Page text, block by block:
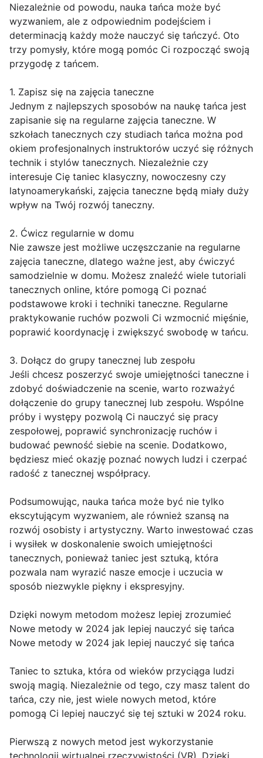
Niezależnie od powodu, nauka tańca może być
wyzwaniem, ale z odpowiednim podejściem i
determinacją każdy może nauczyć się tańczyć. Oto
trzy pomysły, które mogą pomóc Ci rozpocząć swoją
przygodę z tańcem.
1. Zapisz się na zajęcia taneczne
Jednym z najlepszych sposobów na naukę tańca jest
zapisanie się na regularne zajęcia taneczne. W
szkołach tanecznych czy studiach tańca można pod
okiem profesjonalnych instruktorów uczyć się różnych
technik i stylów tanecznych. Niezależnie czy
interesuje Cię taniec klasyczny, nowoczesny czy
latynoamerykański, zajęcia taneczne będą miały duży
wpływ na Twój rozwój taneczny.
2. Ćwicz regularnie w domu
Nie zawsze jest możliwe uczęszczanie na regularne
zajęcia taneczne, dlatego ważne jest, aby ćwiczyć
samodzielnie w domu. Możesz znaleźć wiele tutoriali
tanecznych online, które pomogą Ci poznać
podstawowe kroki i techniki taneczne. Regularne
praktykowanie ruchów pozwoli Ci wzmocnić mięśnie,
poprawić koordynację i zwiększyć swobodę w tańcu.
3. Dołącz do grupy tanecznej lub zespołu
Jeśli chcesz poszerzyć swoje umiejętności taneczne i
zdobyć doświadczenie na scenie, warto rozważyć
dołączenie do grupy tanecznej lub zespołu. Wspólne
próby i występy pozwolą Ci nauczyć się pracy
zespołowej, poprawić synchronizację ruchów i
budować pewność siebie na scenie. Dodatkowo,
będziesz mieć okazję poznać nowych ludzi i czerpać
radość z tanecznej współpracy.
Podsumowując, nauka tańca może być nie tylko
ekscytującym wyzwaniem, ale również szansą na
rozwój osobisty i artystyczny. Warto inwestować czas
i wysiłek w doskonalenie swoich umiejętności
tanecznych, ponieważ taniec jest sztuką, która
pozwala nam wyrazić nasze emocje i uczucia w
sposób niezwykle piękny i ekspresyjny.
Dzięki nowym metodom możesz lepiej zrozumieć
Nowe metody w 2024 jak lepiej nauczyć się tańca
Nowe metody w 2024 jak lepiej nauczyć się tańca
Taniec to sztuka, która od wieków przyciąga ludzi
swoją magią. Niezależnie od tego, czy masz talent do
tańca, czy nie, jest wiele nowych metod, które
pomogą Ci lepiej nauczyć się tej sztuki w 2024 roku.
Pierwszą z nowych metod jest wykorzystanie